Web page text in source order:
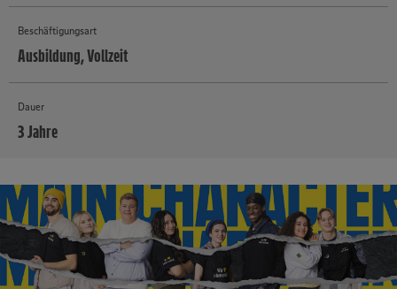
Beschäftigungsart
Ausbildung, Vollzeit
Dauer
3 Jahre